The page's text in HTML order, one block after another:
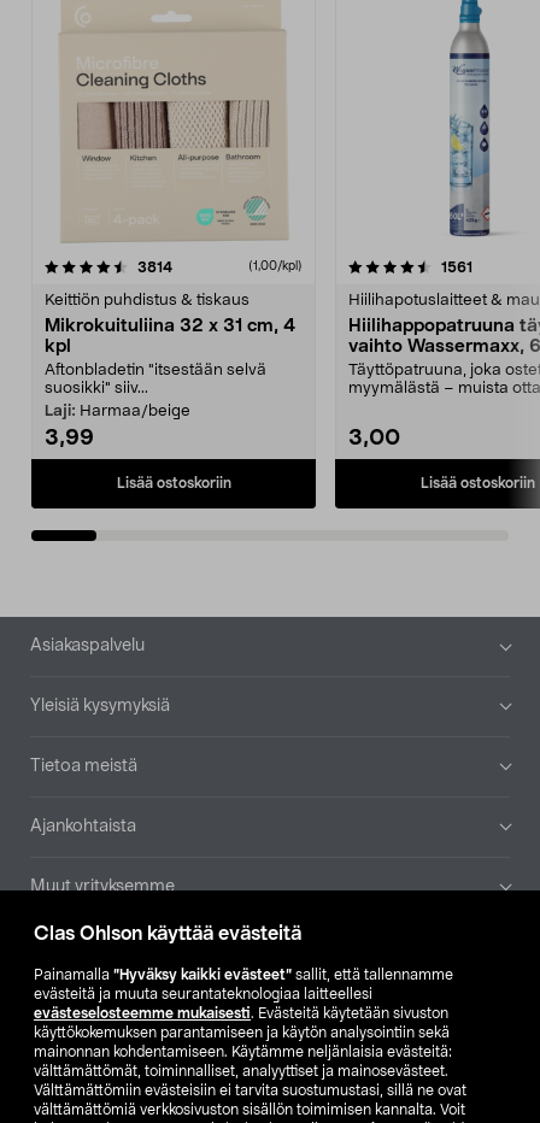
Clas Ohlson käyttää evästeitä
Painamalla ”Hyväksy kaikki evästeet” sallit, että tallennamme
evästeitä ja muuta seurantateknologiaa laitteellesi
evästeselosteemme mukaisesti. Evästeitä käytetään sivuston
käyttökokemuksen parantamiseen ja käytön analysointiin sekä
mainonnan kohdentamiseen. Käytämme neljänlaisia evästeitä:
välttämättömät, toiminnalliset, analyyttiset ja mainosevästeet.
Välttämättömiin evästeisiin ei tarvita suostumustasi, sillä ne ovat
välttämättömiä verkkosivuston sisällön toimimisen kannalta. Voit
3814arvostelut (1,00/kpl)
Keittiön puhdistus & tiskaus
Mikrokuituliina 32 x 31 cm, 4
kpl
Aftonbladetin "itsestään selvä
suosikki" siiv...
Laji: Harmaa/beige
3,99
Lisää ostoskoriin
4.5viidestä
1561
Hiilihapotuslaitteet &
Hiilihappopatruuna
vaihto Wassermaxx,
Täyttöpatruuna, joka
myymälästä – muista
3,00
Lisää ostoskoriin
4.5viidestä
Alatunniste
Asiakaspalvelu
Yleisiä kysymyksiä
Tietoa meistä
Ajankohtaista
Muut yrityksemme
Etsi myymälä
SE NO FI
FI SV